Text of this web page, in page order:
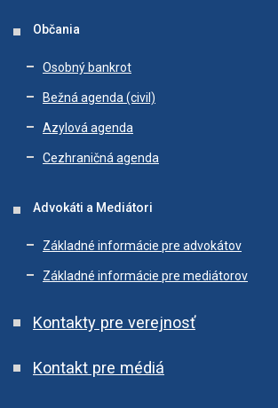
Občania
Osobný bankrot
Bežná agenda (civil)
Azylová agenda
Cezhraničná agenda
Advokáti a Mediátori
Základné informácie pre advokátov
Základné informácie pre mediátorov
Kontakty pre verejnosť
Kontakt pre médiá